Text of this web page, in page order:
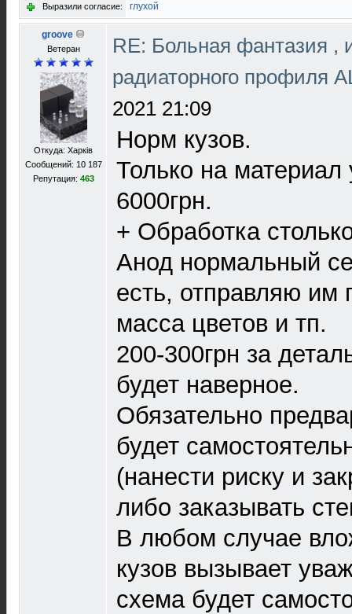
Выразили согласие: глухой
groove
Ветеран
Откуда: Харків
Сообщений: 10 187
Репутация: 463
RE: Больная фантазия ,
радиаторного профиля
2021 21:09
Норм кузов.
Только на материал
6000грн.
+ Обработка
Анод нормальный
есть, отправляю им
масса цветов и тп.
200-300грн за
будет наверное.
Обязательно
будет
(нанести риску и
либо заказывать
В любом случае
кузов вызывает
схема будет